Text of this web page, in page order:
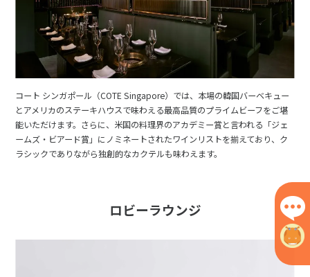
コート シンガポール（COTE Singapore）では、本場の韓国バーベキュー
とアメリカのステーキハウスで味わえる最高品質のプライムビーフをご堪
能いただけます。さらに、米国の料理界のアカデミー賞と言われる「ジェ
ームズ・ビアード賞」にノミネートされたワインリストを揃えており、ク
ラシックでありながら独創的なカクテルも味わえます。
ロビーラウンジ